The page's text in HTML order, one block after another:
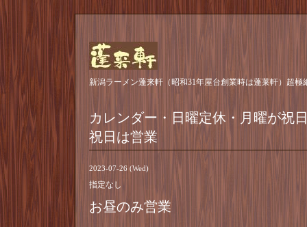
新潟ラーメン蓬来軒（昭和31年屋台創業時は蓬莱軒）超
カレンダー・日曜定休・月曜が祝
祝日は営業
2023-07-26 (Wed)
指定なし
お昼のみ営業